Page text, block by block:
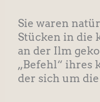
Sie waren
Stücken in die
an der Ilm
„Befehl“ ihres
der sich um